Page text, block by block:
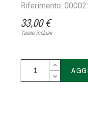
Riferimento:
33,00 €
Tasse incluse